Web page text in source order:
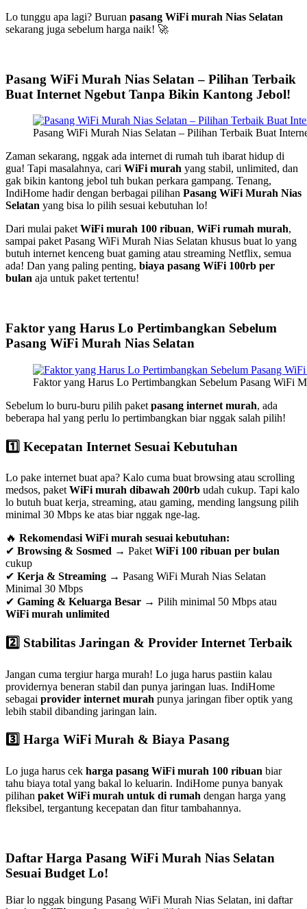
Lo tunggu apa lagi? Buruan pasang WiFi murah Nias Selatan
sekarang juga sebelum harga naik! 🚀
Pasang WiFi Murah Nias Selatan – Pilihan Terbaik
Buat Internet Ngebut Tanpa Bikin Kantong Jebol!
Pasang WiFi Murah Nias Selatan – Pilihan Terbaik Buat
Zaman sekarang, nggak ada internet di rumah tuh ibarat hidup di
gua! Tapi masalahnya, cari WiFi murah yang stabil, unlimited, dan
gak bikin kantong jebol tuh bukan perkara gampang. Tenang,
IndiHome hadir dengan berbagai pilihan Pasang WiFi Murah Nias
Selatan yang bisa lo pilih sesuai kebutuhan lo!
Dari mulai paketWiFi murah 100 ribuan, WiFi rumah murah,
sampai paket Pasang WiFi Murah Nias Selatan khusus buat lo yang
butuh internet kenceng buat gaming atau streaming Netflix, semua
ada! Dan yang paling penting, biaya pasang WiFi 100rb per
bulan aja untuk paket tertentu!
Faktor yang Harus Lo Pertimbangkan Sebelum
Pasang WiFi Murah Nias Selatan
Faktor yang Harus Lo Pertimbangkan Sebelum Pasang WiFi
Sebelum lo buru-buru pilih paket pasang internet murah, ada
beberapa hal yang perlu lo pertimbangkan biar nggak salah pilih!
1️⃣ Kecepatan Internet Sesuai Kebutuhan
Lo pake internet buat apa? Kalo cuma buat browsing atau scrolling
medsos, paket WiFi murah dibawah 200rb udah cukup. Tapi kalo
lo butuh buat kerja, streaming, atau gaming, mending langsung pilih
minimal 30 Mbps ke atas biar nggak nge-lag.
🔥 Rekomendasi WiFi murah sesuai kebutuhan:
✔ Browsing & Sosmed → Paket WiFi 100 ribuan per bulan
cukup
✔ Kerja & Streaming → Pasang WiFi Murah Nias Selatan
Minimal 30 Mbps
✔ Gaming & Keluarga Besar → Pilih minimal 50 Mbps atau
WiFi murah unlimited
2️⃣ Stabilitas Jaringan & Provider Internet Terbaik
Jangan cuma tergiur harga murah! Lo juga harus pastiin kalau
providernya beneran stabil dan punya jaringan luas. IndiHome
sebagai provider internet murah punya jaringan fiber optik yang
lebih stabil dibanding jaringan lain.
3️⃣ Harga WiFi Murah & Biaya Pasang
Lo juga harus cek harga pasang WiFi murah 100 ribuan biar
tahu biaya total yang bakal lo keluarin. IndiHome punya banyak
pilihan paket WiFi murah untuk di rumah dengan harga yang
fleksibel, tergantung kecepatan dan fitur tambahannya.
Daftar Harga Pasang WiFi Murah Nias Selatan
Sesuai Budget Lo!
Biar lo nggak bingung Pasang WiFi Murah Nias Selatan, ini daftar